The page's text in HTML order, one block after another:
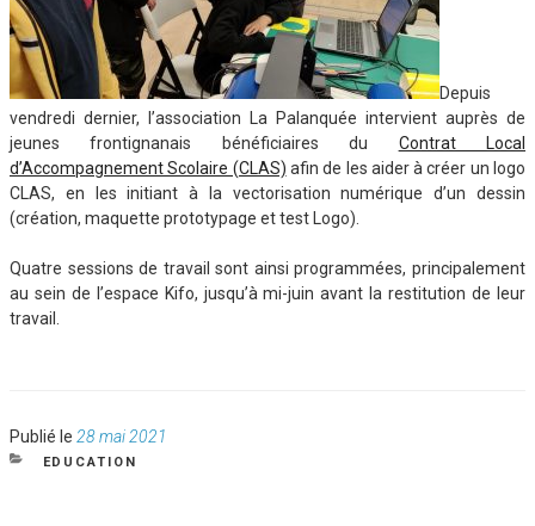
Depuis
vendredi dernier, l’association La Palanquée intervient auprès de
jeunes frontignanais bénéficiaires du Contrat Local
d’Accompagnement Scolaire (CLAS) afin de les aider à créer un logo
CLAS, en les initiant à la vectorisation numérique d’un dessin
(création, maquette prototypage et test Logo).
Quatre sessions de travail sont ainsi programmées, principalement
au sein de l’espace Kifo, jusqu’à mi-juin avant la restitution de leur
travail.
Publié le Publié
le
28 mai 2021
CATÉGORIES
EDUCATION